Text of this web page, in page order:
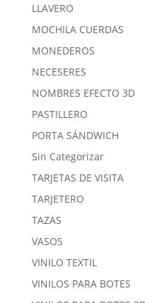
LLAVERO
MOCHILA CUERDAS
MONEDEROS
NECESERES
NOMBRES EFECTO 3D
PASTILLERO
PORTA SÁNDWICH
Sin Categorizar
TARJETAS DE VISITA
TARJETERO
TAZAS
VASOS
VINILO TEXTIL
VINILOS PARA BOTES